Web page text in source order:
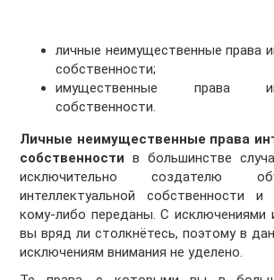
личные неимущественные права
собственности;
имущественные права
собственности.
Личные неимущественные права
собственности в большинстве
исключительно создателю
интеллектуальной собственности
кому-либо переданы. С исключениями
вы вряд ли столкнётесь, поэтому в
исключениям внимания не уделено.